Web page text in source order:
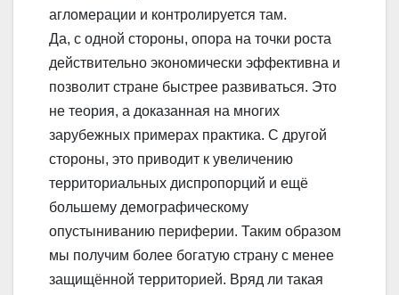
агломерации и контролируется там.
Да, с одной стороны, опора на точки роста
действительно экономически эффективна и
позволит стране быстрее развиваться. Это
не теория, а доказанная на многих
зарубежных примерах практика. С другой
стороны, это приводит к увеличению
территориальных диспропорций и ещё
большему демографическому
опустыниванию периферии. Таким образом
мы получим более богатую страну с менее
защищённой территорией. Вряд ли такая